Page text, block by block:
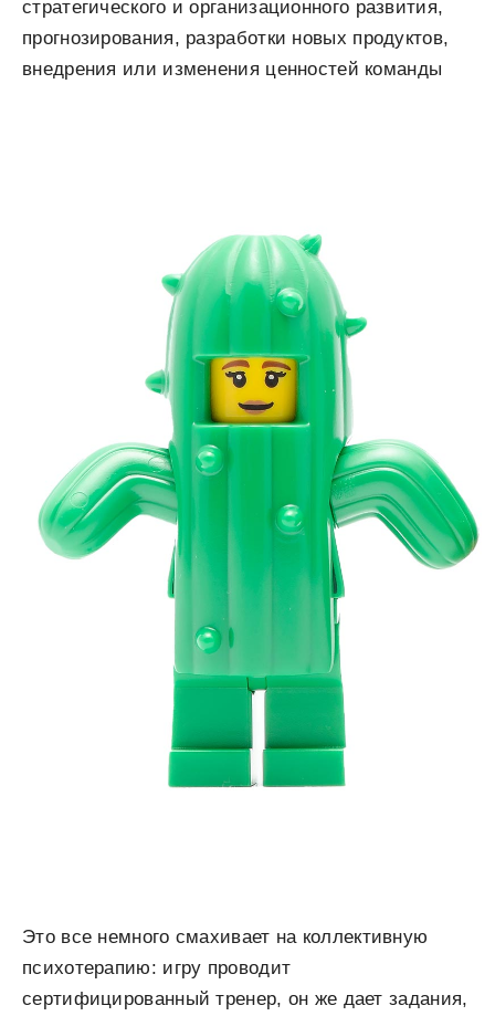
стратегического и организационного развития,
прогнозирования, разработки новых продуктов,
внедрения или изменения ценностей команды
Это все немного смахивает на коллективную
психотерапию: игру проводит
сертифицированный тренер, он же дает задания,